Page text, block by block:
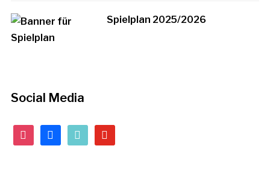
Spielplan 2025/2026
Social Media
instagramfacebooktiktok youtube